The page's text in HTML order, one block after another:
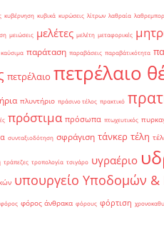
κυβέρνηση κυβικά κυρώσεις λίτρων λαθραία
μειώσεις μελέτες μελέτη μεταφορικές
παράταση παραβάσεις παραβάτικότητα
πετρέλαιο πετρέλαιο
πλυντήριο πράσινο τέλος πρακτικό
πρόστιμα πρόσωπα πτωχευτικός
συνταξιοδότηση σφράγιση τάνκερ τέλη
τράπεζες τροπολογία τσιγάρο υγραέριο
υπουργείο Υποδομών
φόρος φόρος άνθρακα φόρους φόρτιση